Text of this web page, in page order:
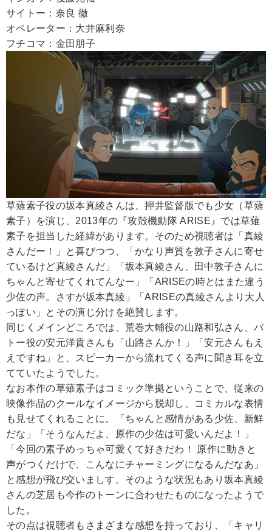
サイトー：奈良 徹
オペレーター：大井麻利奈
フチコマ：金田朋子
草薙素子役の坂本真綾さんは、押井監督版でも少女（草薙
素子）を演じ、2013年の『攻殻機動隊 ARISE』では草薙
素子を担当した経緯があります。そのため視聴者は「真綾
さんだー！」と喜びつつ、「かなり声質を敦子さんに寄せ
ているけど真綾さんだ」「坂本真綾さん、田中敦子さんに
ちゃんと寄せてくれてんなー」「ARISEの時とはまた違う
少佐の声。さすが坂本真綾」「ARISEの真綾さんより大人
っぽい」とその演じ分けを絶賛します。
同じくメインどころでは、荒巻大輔役の山路和弘さん、バ
トー役の安元洋貴さんも「山路さんか！」「安元さんもえ
えですね」と、スピーカーから流れてくる声に聞き耳を立
てていたようでした。
なお本作の草薙素子はコミック準拠ということで、従来の
映像作品のクールなイメージから脱却し、コミカルな表情
も見せてくれることに。「ちゃんと感情がある少佐、新鮮
だな」「そうなんだよ、原作の少佐は可愛いんだよ！」
「今回の素子めっちゃ可愛くて好きだわ！ 原作に動きと
声がつくだけで、こんなにチャーミングになるんだなあ」
と感想が飛び交いましす。そのような状況もあり坂本真綾
さんの芝居も今作のトーンに合わせたものになったようで
した。
その点は視聴者もさまざまな感想を持っており、「キャリ